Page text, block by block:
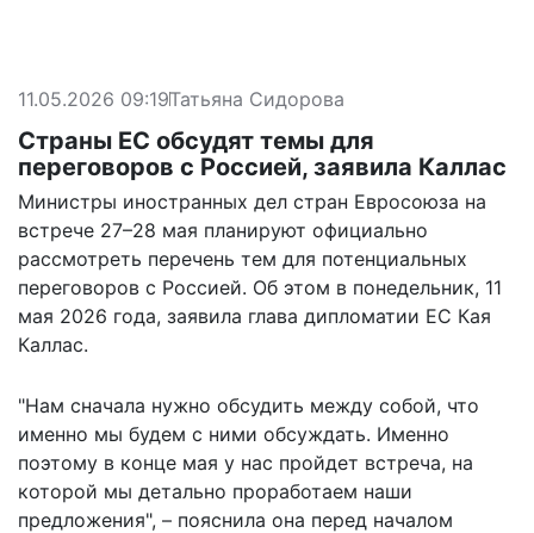
11.05.2026 09:19Татьяна Сидорова
Страны ЕС обсудят темы для
переговоров с Россией, заявила Каллас
Министры иностранных дел стран Евросоюза на
встрече 27–28 мая планируют официально
рассмотреть перечень тем для потенциальных
переговоров с Россией. Об этом в понедельник, 11
мая 2026 года, заявила глава дипломатии ЕС Кая
Каллас.
"Нам сначала нужно обсудить между собой, что
именно мы будем с ними обсуждать. Именно
поэтому в конце мая у нас пройдет встреча, на
которой мы детально проработаем наши
предложения", – пояснила она перед началом